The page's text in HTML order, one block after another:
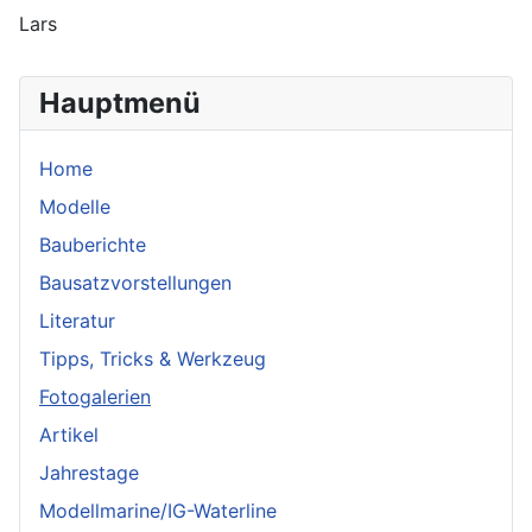
Hauptmenü
Home
Modelle
Bauberichte
Bausatzvorstellungen
Literatur
Tipps, Tricks & Werkzeug
Fotogalerien
Artikel
Jahrestage
Modellmarine/IG-Waterline
Lars